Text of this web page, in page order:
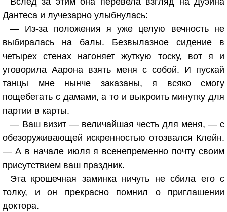
Дантеса и лучезарно улыбнулась:
— Из-за положения я уже целую вечность не
выбиралась на балы. Безвылазное сидение в
четырех стенах нагоняет жуткую тоску, вот я и
уговорила Аарона взять меня с собой. И пускай
танцы мне нынче заказаны, я всяко смогу
пощебетать с дамами, а то и выкроить минутку для
партии в карты.
— Ваш визит — величайшая честь для меня, — с
обезоруживающей искренностью отозвался Клейн.
— А в начале июля я всенепременно почту своим
присутствием ваш праздник.
Эта крошечная заминка ничуть не сбила его с
толку, и он прекрасно помнил о приглашении
доктора.